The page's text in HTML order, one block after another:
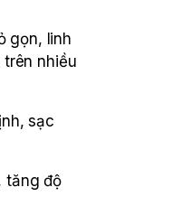
gọn, linh
nhiều
sạc
tăng độ